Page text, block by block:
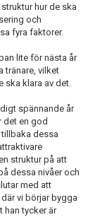
hur de ska
och
fyra faktorer.
lite för nästa år
tränare, vilket
ska klara av det.
spännande år
det en god
dessa
struktur på att
dessa nivåer och
med att
vi börjar bygga
han tycker är